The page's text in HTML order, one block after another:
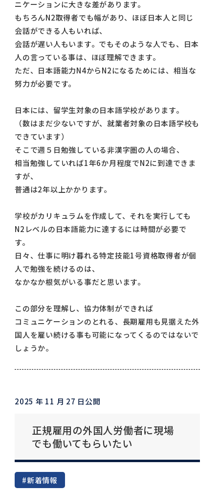
ニケーションに大きな差があります。
もちろんN2取得者でも幅があり、ほぼ日本人と同じ
会話ができる人もいれば、
会話が遅い人もいます。でもそのような人でも、日本
人の言っている事は、ほぼ理解できます。
ただ、日本語能力N4からN2になるためには、相当な
努力が必要です。
日本には、留学生対象の日本語学校があります。
（数はまだ少ないですが、就業者対象の日本語学校も
できています）
そこで週５日勉強している非漢字圏の人の場合、
相当勉強していれば1年6か月程度でN2に到達できま
すが、
普通は2年以上かかります。
学校がカリキュラムを作成して、それを実行しても
N2レベルの日本語能力に達するには時間が必要で
す。
日々、仕事に明け暮れる特定技能1号資格取得者が個
人で勉強を続けるのは、
なかなか根気がいる事だと思います。
この部分を理解し、協力体制ができれば
コミュニケーションのとれる、長期雇用も見据えた外
国人を雇い続ける事も可能になってくるのではないで
しょうか。
2025 年 11 月 27 日公開
正規雇用の外国人労働者に現場
でも働いてもらいたい
#新着情報